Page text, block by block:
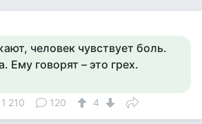
человек чувствует боль.
Ему говорят – это грех.
1 210 120 4